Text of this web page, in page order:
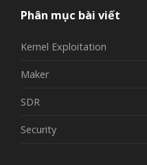
Phân mục bài viết
Kernel Exploitation
Maker
SDR
Security